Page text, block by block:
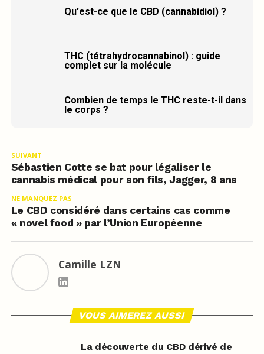
Qu'est-ce que le CBD (cannabidiol) ?
THC (tétrahydrocannabinol) : guide
complet sur la molécule
Combien de temps le THC reste-t-il dans
le corps ?
SUIVANT
Sébastien Cotte se bat pour légaliser le
cannabis médical pour son fils, Jagger, 8 ans
NE MANQUEZ PAS
Le CBD considéré dans certains cas comme
« novel food » par l’Union Européenne
Camille LZN
VOUS AIMEREZ AUSSI
La découverte du CBD dérivé de